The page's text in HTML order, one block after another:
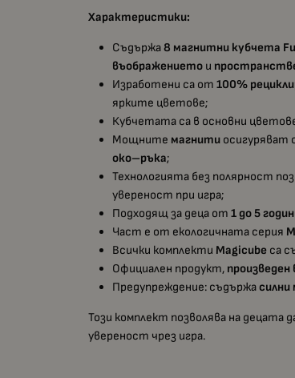
Характеристики:
Съдържа8 магнитни кубчета
въображението и
Изработени са от100%
ярките цветове;
Кубчетата са в основни
Мощните магнити осигуряват
око–ръка;
Технологията без полярност
увереност при игра;
Подходящ за деца от1 до 5
Част е от екологичната серия
Всички комплекти Magicube са
Официален продукт,
Предупреждение: съдържа
Този комплект позволява на
увереност чрез игра.